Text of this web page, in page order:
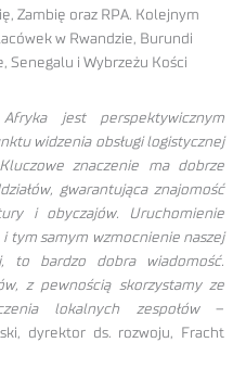
Zambię oraz RPA. Kolejnym
w Rwandzie, Burundi
Senegalu i Wybrzeżu Kości
jest perspektywicznym
widzenia obsługi logistycznej
znaczenie ma dobrze
gwarantująca znajomość
i obyczajów. Uruchomienie
tym samym wzmocnienie naszej
to bardzo dobra wiadomość.
z pewnością skorzystamy ze
lokalnych zespołów–
dyrektor ds. rozwoju, Fracht